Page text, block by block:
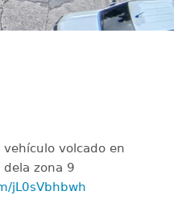
volcado en
zona 9
jL0sVbhbwh